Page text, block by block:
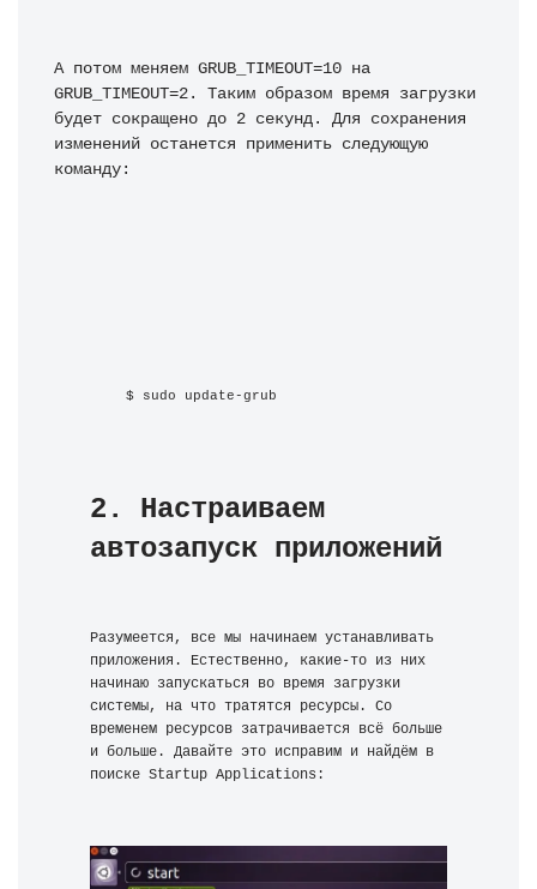
А потом меняем GRUB_TIMEOUT=10 на
GRUB_TIMEOUT=2. Таким образом время загрузки
будет сокращено до 2 секунд. Для сохранения
изменений останется применить следующую
команду:
$ sudo update-grub
2. Настраиваем
автозапуск приложений
Разумеется, все мы начинаем устанавливать
приложения. Естественно, какие-то из них
начинаю запускаться во время загрузки
системы, на что тратятся ресурсы. Со
временем ресурсов затрачивается всё больше
и больше. Давайте это исправим и найдём в
поиске Startup Applications: